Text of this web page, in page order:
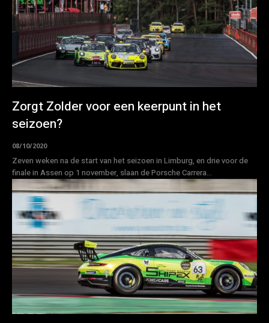
Zorgt Zolder voor een keerpunt in het
seizoen?
08/10/2020
Zeven weken na de start van het seizoen in Limburg, en drie voor de
finale in Assen op 1 november, slaan de Porsche Carrera...